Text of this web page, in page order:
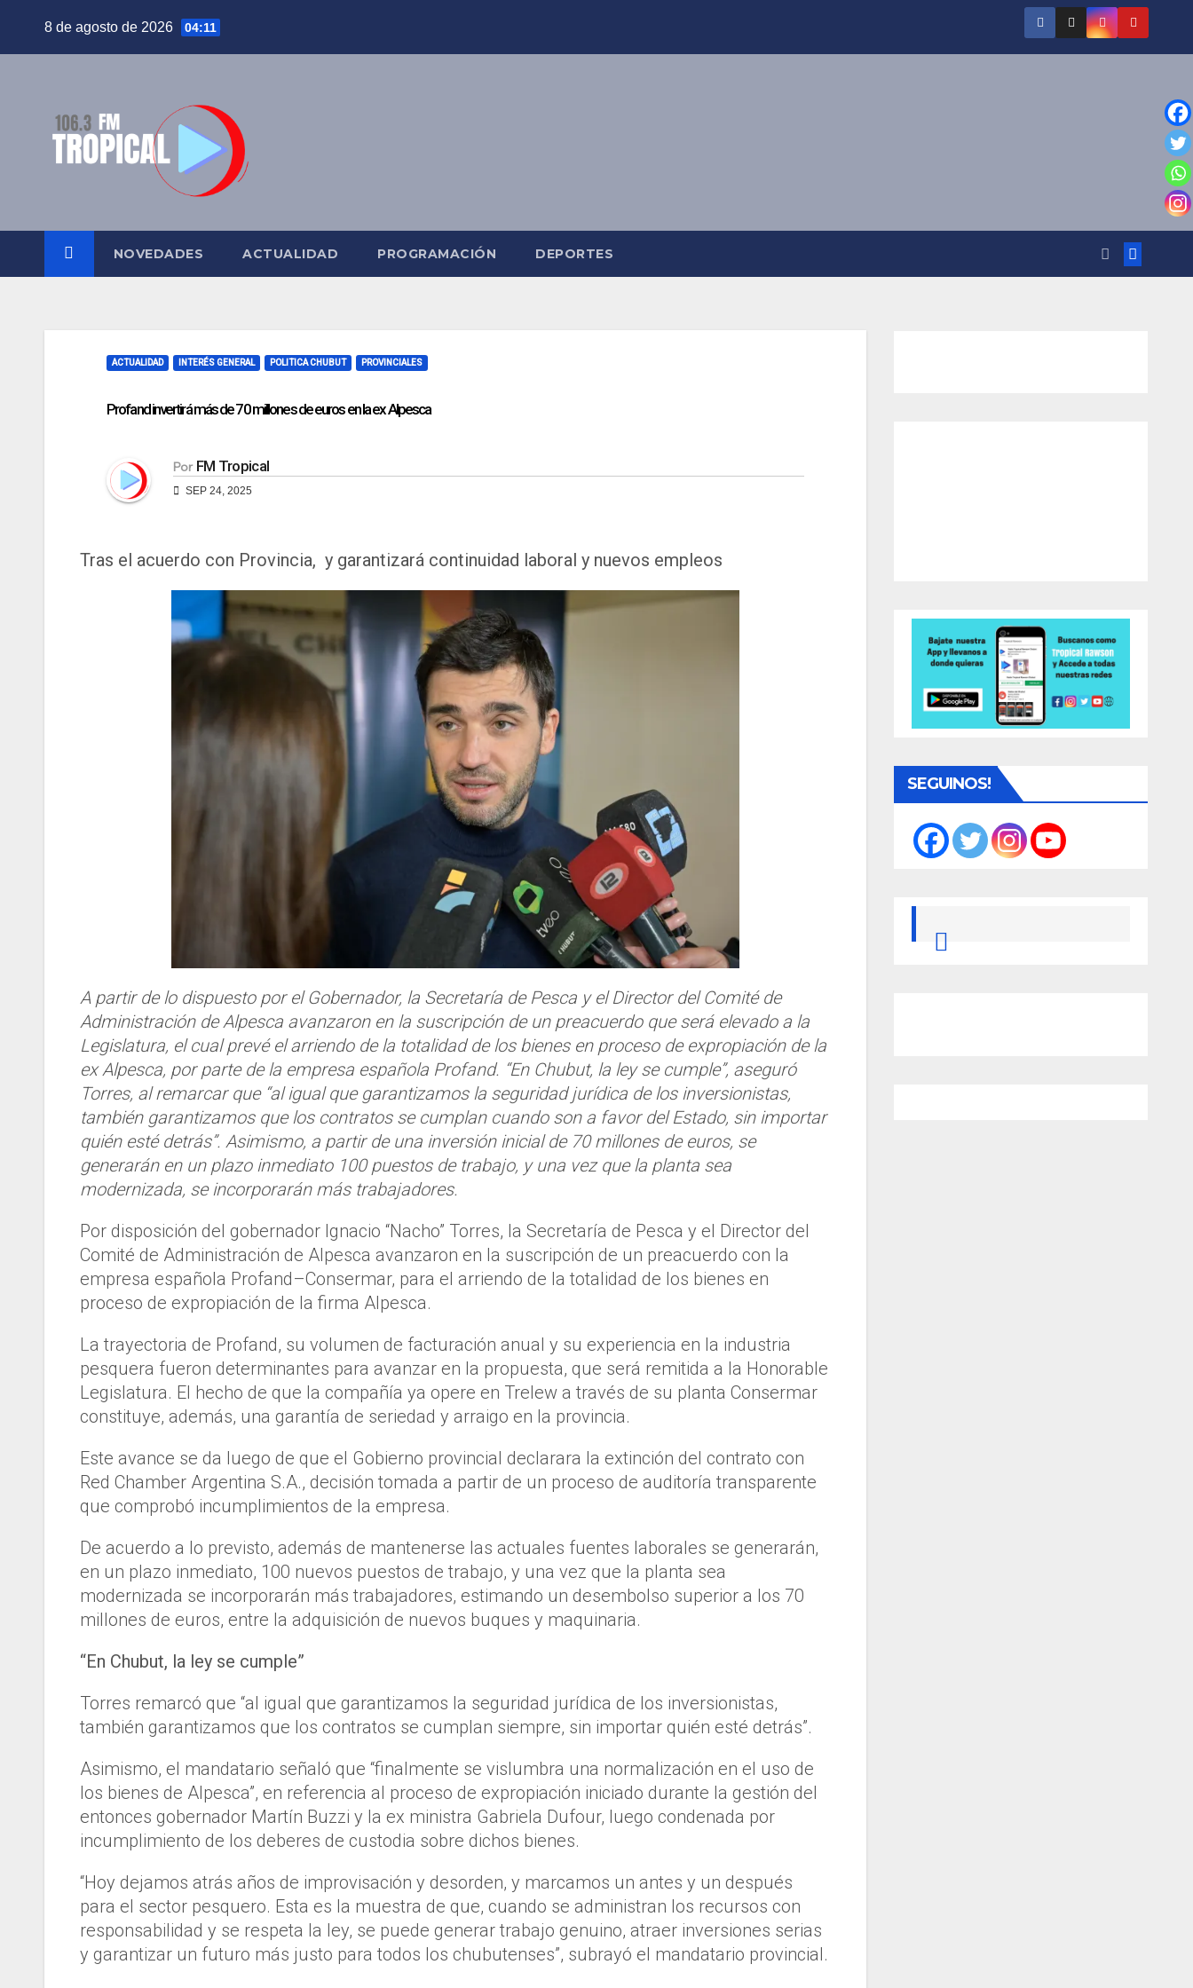
8 de agosto de 2026 04:11
NOVEDADES ACTUALIDAD PROGRAMACIÓN DEPORTES
ACTUALIDAD INTERÉS GENERAL POLITICA CHUBUT PROVINCIALES
Profand invertirá más de 70 millones de euros en la ex Alpesca
Por FM Tropical
SEP 24, 2025
Tras el acuerdo con Provincia, y garantizará continuidad laboral y nuevos empleos
A partir de lo dispuesto por el Gobernador, la Secretaría de Pesca y el Director del Comité de
Administración de Alpesca avanzaron en la suscripción de un preacuerdo que será elevado a la
Legislatura, el cual prevé el arriendo de la totalidad de los bienes en proceso de expropiación de la
ex Alpesca, por parte de la empresa española Profand. “En Chubut, la ley se cumple”, aseguró
Torres, al remarcar que “al igual que garantizamos la seguridad jurídica de los inversionistas,
también garantizamos que los contratos se cumplan cuando son a favor del Estado, sin importar
quién esté detrás”. Asimismo, a partir de una inversión inicial de 70 millones de euros, se
generarán en un plazo inmediato 100 puestos de trabajo, y una vez que la planta sea
modernizada, se incorporarán más trabajadores.
Por disposición del gobernador Ignacio “Nacho” Torres, la Secretaría de Pesca y el Director del
Comité de Administración de Alpesca avanzaron en la suscripción de un preacuerdo con la
empresa española Profand–Consermar, para el arriendo de la totalidad de los bienes en
proceso de expropiación de la firma Alpesca.
La trayectoria de Profand, su volumen de facturación anual y su experiencia en la industria
pesquera fueron determinantes para avanzar en la propuesta, que será remitida a la Honorable
Legislatura. El hecho de que la compañía ya opere en Trelew a través de su planta Consermar
constituye, además, una garantía de seriedad y arraigo en la provincia.
Este avance se da luego de que el Gobierno provincial declarara la extinción del contrato con
Red Chamber Argentina S.A., decisión tomada a partir de un proceso de auditoría transparente
que comprobó incumplimientos de la empresa.
De acuerdo a lo previsto, además de mantenerse las actuales fuentes laborales se generarán,
en un plazo inmediato, 100 nuevos puestos de trabajo, y una vez que la planta sea
modernizada se incorporarán más trabajadores, estimando un desembolso superior a los 70
millones de euros, entre la adquisición de nuevos buques y maquinaria.
“En Chubut, la ley se cumple”
Torres remarcó que “al igual que garantizamos la seguridad jurídica de los inversionistas,
también garantizamos que los contratos se cumplan siempre, sin importar quién esté detrás”.
Asimismo, el mandatario señaló que “finalmente se vislumbra una normalización en el uso de
los bienes de Alpesca”, en referencia al proceso de expropiación iniciado durante la gestión del
entonces gobernador Martín Buzzi y la ex ministra Gabriela Dufour, luego condenada por
incumplimiento de los deberes de custodia sobre dichos bienes.
“Hoy dejamos atrás años de improvisación y desorden, y marcamos un antes y un después
para el sector pesquero. Esta es la muestra de que, cuando se administran los recursos con
responsabilidad y se respeta la ley, se puede generar trabajo genuino, atraer inversiones serias
y garantizar un futuro más justo para todos los chubutenses”, subrayó el mandatario provincial.
SEGUINOS!